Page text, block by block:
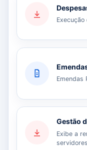
Emendas
Gestão
Exibe a